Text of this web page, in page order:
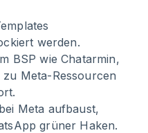
werden.
BSP wie Chatarmin,
Meta-Ressourcen
Meta aufbaust,
grüner Haken.